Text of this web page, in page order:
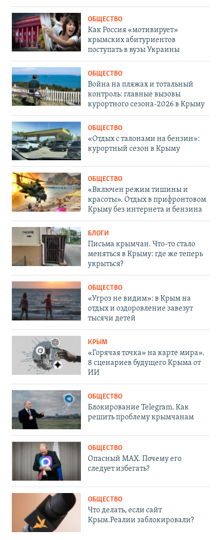
ОБЩЕСТВО
Как Россия «мотивирует»
крымских абитуриентов
поступать в вузы Украины
ОБЩЕСТВО
Война на пляжах и тотальный
контроль: главные вызовы
курортного сезона-2026 в Крыму
ОБЩЕСТВО
«Отдых с талонами на бензин»:
курортный сезон в Крыму
ОБЩЕСТВО
«Включен режим тишины и
красоты». Отдых в прифронтовом
Крыму без интернета и бензина
БЛОГИ
Письма крымчан. Что-то стало
меняться в Крыму: где же теперь
укрыться?
ОБЩЕСТВО
«Угроз не видим»: в Крым на
отдых и оздоровление завезут
тысячи детей
КРЫМ
«Горячая точка» на карте мира».
8 сценариев будущего Крыма от
ИИ
ОБЩЕСТВО
Блокирование Telegram. Как
решить проблему крымчанам
ОБЩЕСТВО
Опасный MAX. Почему его
следует избегать?
ОБЩЕСТВО
Что делать, если сайт
Крым.Реалии заблокировали?